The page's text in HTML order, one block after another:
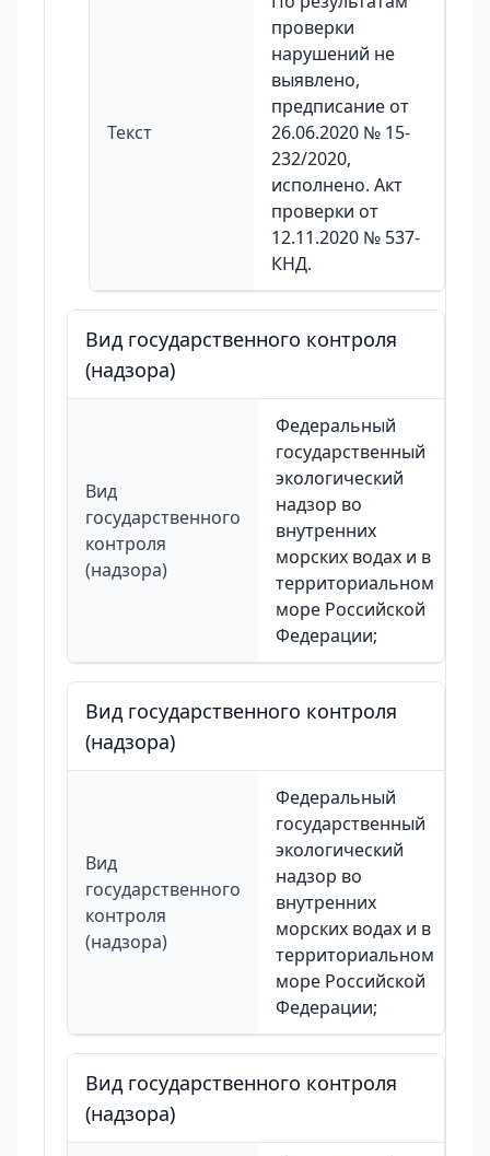
Текст
проверки
нарушений не
выявлено,
предписание от
26.06.2020 № 15-
232/2020,
исполнено. Акт
проверки от
12.11.2020 № 537-
КНД.
Вид государственного контроля
(надзора)
Вид
государственного
контроля
(надзора)
Федеральный
государственный
экологический
надзор во
внутренних
морских водах и в
территориальном
море Российской
Федерации;
Вид государственного контроля
(надзора)
Вид
государственного
контроля
(надзора)
Федеральный
государственный
экологический
надзор во
внутренних
морских водах и в
территориальном
море Российской
Федерации;
Вид государственного контроля
(надзора)